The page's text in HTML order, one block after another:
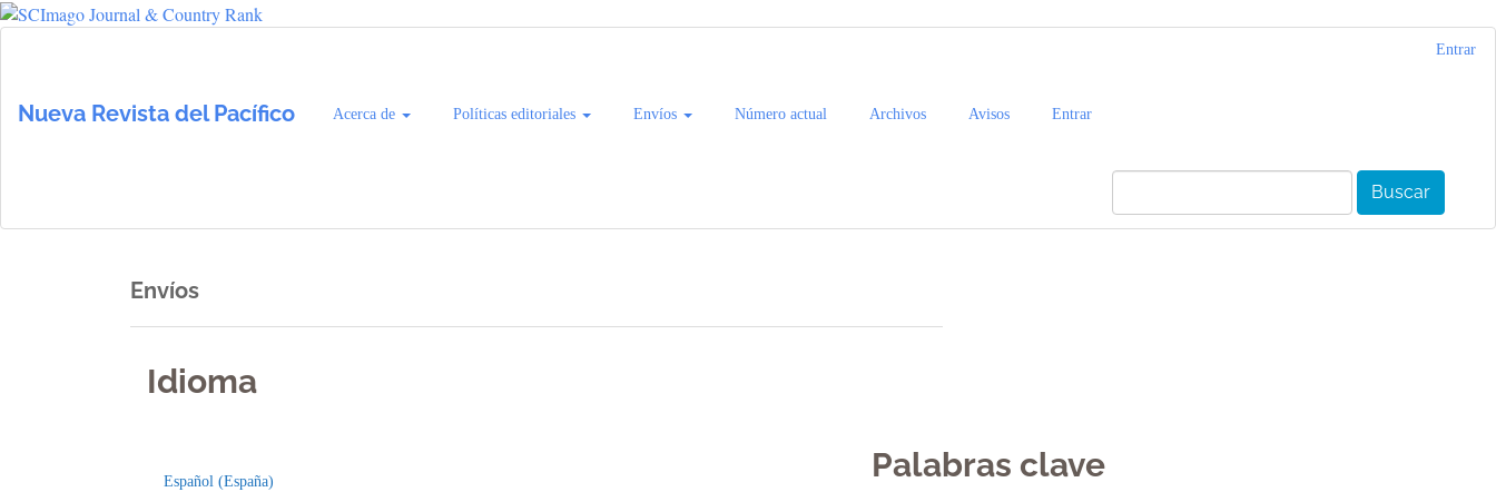
principal
Entrar
Nueva Revista del Pacífico Acerca de Políticas editoriales Envíos Número actual Archivos Avisos Entrar
Buscar
Envíos
Idioma
Español (España)
Indexaciones
Licencia Palabras clave